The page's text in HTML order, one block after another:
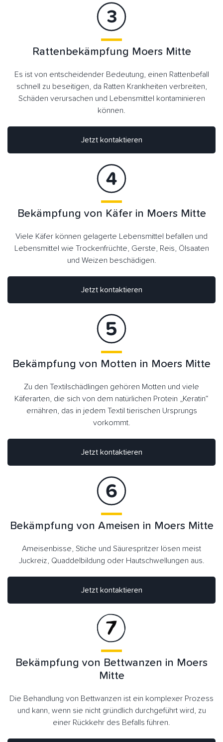
Rattenbekämpfung Moers Mitte
Es ist von entscheidender Bedeutung, einen Rattenbefall
schnell zu beseitigen, da Ratten Krankheiten verbreiten,
Schäden verursachen und Lebensmittel kontaminieren
können.
Jetzt kontaktieren
Jetzt kontaktieren
Bekämpfung von Käfer in Moers Mitte
Viele Käfer können gelagerte Lebensmittel befallen und
Lebensmittel wie Trockenfrüchte, Gerste, Reis, Ölsaaten
und Weizen beschädigen.
Bekämpfung von Motten in Moers Mitte
Zu den Textilschädlingen gehören Motten und viele
Käferarten, die sich von dem natürlichen Protein „Keratin“
ernähren, das in jedem Textil tierischen Ursprungs
vorkommt.
Jetzt kontaktieren
Jetzt kontaktieren
Bekämpfung von Ameisen in Moers Mitte
Ameisenbisse, Stiche und Säurespritzer lösen meist
Juckreiz, Quaddelbildung oder Hautschwellungen aus.
Bekämpfung von Bettwanzen in Moers
Mitte
Die Behandlung von Bettwanzen ist ein komplexer Prozess
und kann, wenn sie nicht gründlich durchgeführt wird, zu
einer Rückkehr des Befalls führen.